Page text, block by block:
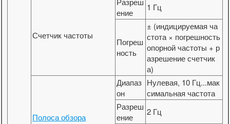
Счетчик частоты
ение
1 Гц
Погреш
ность
± (индицируемая ча
стота × погрешность
опорной частоты + р
азрешение счетчик
а)
Полоса обзора
Диапаз
он
Нулевая, 10 Гц...мак
симальная частота
Разреш
ение
2 Гц